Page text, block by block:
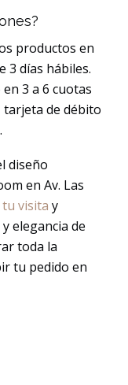
productos en
3 días hábiles.
3 a 6 cuotas
de débito
diseño
en Av. Las
visita y
elegancia de
toda la
tu pedido en